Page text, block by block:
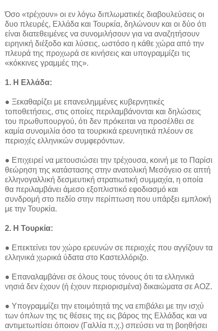
Όσο «τρέχουν» οι εν λόγω διπλωματικές διαβουλεύσεις οι
δυο πλευρές, Ελλάδα και Τουρκία, δηλώνουν και οι δύο ότι
είναι διατεθειμένες να συνομιλήσουν για να αναζητήσουν
ειρηνική διέξοδο και λύσεις, ωστόσο η κάθε χώρα από την
πλευρά της προχωρά σε κινήσεις και υπογραμμίζει τις
«κόκκινες γραμμές της».
1. Η Ελλάδα:
● Ξεκαθαρίζει με επανειλημμένες κυβερνητικές
τοποθετήσεις, στις οποίες περιλαμβάνονται και δηλώσεις
του πρωθυπουργού, ότι δεν πρόκειται να προσέλθει σε
καμία συνομιλία όσο τα τουρκικά ερευνητικά πλέουν σε
περιοχές ελληνικών συμφερόντων.
● Επιχειρεί να μετουσιώσει την τρέχουσα, κοινή με το Παρίσι
θεώρηση της κατάστασης στην ανατολική Μεσόγειο σε απτή
ελληνογαλλική δεσμευτική στρατιωτική συμμαχία, η οποία
θα περιλαμβάνει άμεσο εξοπλιστικό εφοδιασμό και
συνδρομή στο πεδίο στην περίπτωση που υπάρξει εμπλοκή
με την Τουρκία.
2. Η Τουρκία:
● Επεκτείνει τον χώρο ερευνών σε περιοχές που αγγίζουν τα
ελληνικά χωρικά ύδατα στο Καστελλόριζο.
● Επαναλαμβάνει σε όλους τους τόνους ότι τα ελληνικά
νησιά δεν έχουν (ή έχουν περιορισμένα) δικαιώματα σε ΑΟΖ.
● Υπογραμμίζει την ετοιμότητά της να επιβάλει με την ισχύ
των όπλων της τις θέσεις της εις βάρος της Ελλάδας και να
αντιμετωπίσει όποιον (Γαλλία π.χ.) σπεύσει να τη βοηθήσει